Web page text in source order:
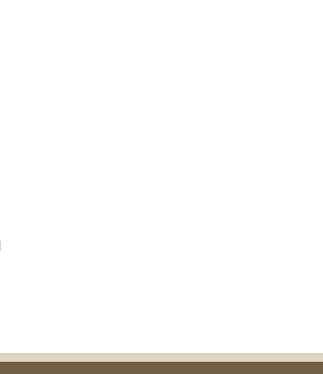
المنتدى